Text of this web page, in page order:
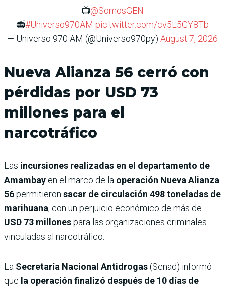
📺@SomosGEN
📻#Universo970AM pic.twitter.com/cv5L5GY8Tb
— Universo 970 AM (@Universo970py) August 7, 2026
Nueva Alianza 56 cerró con
pérdidas por USD 73
millones para el
narcotráfico
Las incursiones realizadas en el departamento de
Amambay en el marco de la operación Nueva Alianza
56permitieron sacar de circulación 498 toneladas de
marihuana, con un perjuicio económico de más de
USD 73 millonespara las organizaciones criminales
vinculadas al narcotráfico.
La Secretaría Nacional Antidrogas(Senad) informó
que la operación finalizó después de 10 días de